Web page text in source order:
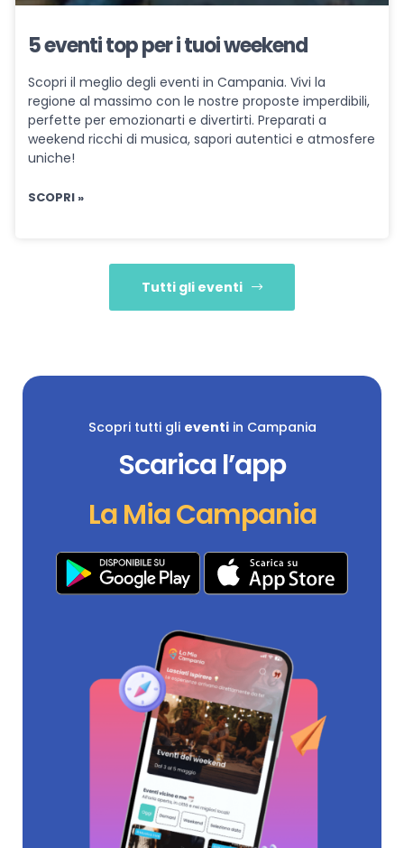
5 eventi top per i tuoi weekend
Scopri il meglio degli eventi in Campania. Vivi la
regione al massimo con le nostre proposte imperdibili,
perfette per emozionarti e divertirti. Preparati a
weekend ricchi di musica, sapori autentici e atmosfere
uniche!
SCOPRI »
Tutti gli eventi
Scopri tutti gli eventiin Campania
Scarica l’app
La Mia Campania